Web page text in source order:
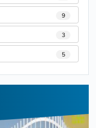
9
3
5